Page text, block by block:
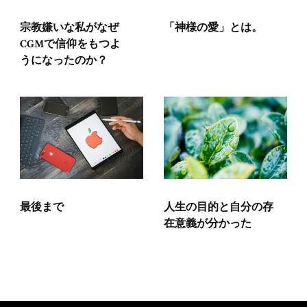
宗教嫌いな私がなぜ
CGMで信仰をもつよ
うになったのか？
「神様の愛」とは。
最後まで
人生の目的と自分の存
在意義が分かった